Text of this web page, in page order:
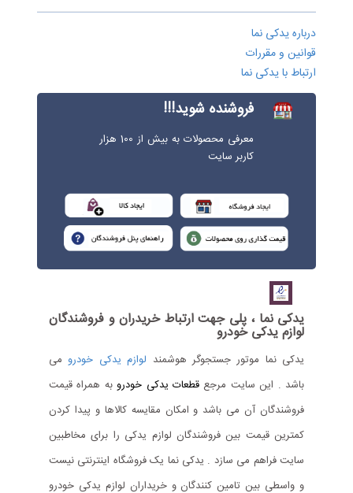
درباره یدکی نما
قوانین و مقررات
ارتباط با یدکی نما
فروشنده شوید!!!
معرفی محصولات به بیش از 100 هزار
کاربر سایت
یدکی نما ، پلی جهت ارتباط خریدران و فروشندگان
لوازم یدکی خودرو
یدکی نما موتور جستجوگر هوشمند لوازم یدکی خودرو می
باشد . این سایت مرجع قطعات یدکی خودروبه همراه قیمت
فروشندگان آن می باشد و امکان مقایسه کالاها و پیدا کردن
کمترین قیمت بین فروشندگان لوازم یدکی را برای مخاطبین
سایت فراهم می سازد . یدکی نما یک فروشگاه اینترنتی نیست
و واسطی بین تامین کنندگان و خریداران لوازم یدکی خودرو